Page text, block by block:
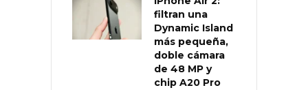
filtran una
Dynamic Island
más pequeña,
doble cámara
de 48 MP y
chip A20 Pro